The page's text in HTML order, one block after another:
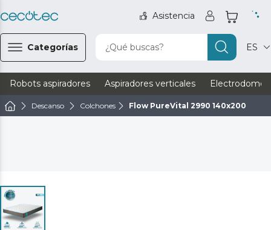
Asistencia
Categorías ¿Qué buscas? ES
Robots aspiradores Aspiradores verticales
Descanso Colchones Flow PureVital 2990 140x200